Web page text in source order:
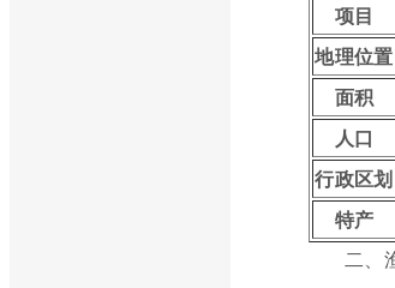
项目
地理位置
面积
人口
行政区划
特产
二、